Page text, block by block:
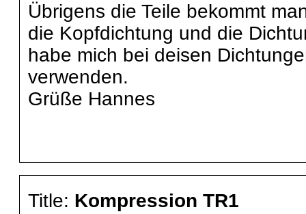
Übrigens die Teile bekommt
die Kopfdichtung und die
habe mich bei deisen
verwenden.
Grüße Hannes
Title: Kompression TR1